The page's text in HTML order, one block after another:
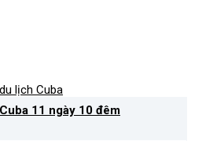
11 ngày 10 đêm